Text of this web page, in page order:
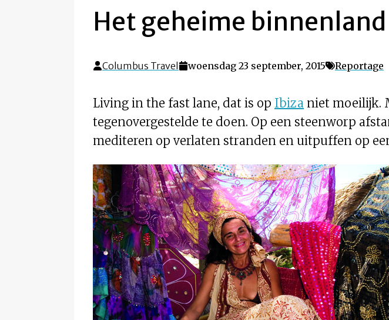
Het geheime binnenland
Columbus Travel woensdag 23 september, 2015 Reportage
Living in the fast lane, dat is op Ibiza niet moeilijk.
tegenovergestelde te doen. Op een steenworp
mediteren op verlaten stranden en uitpuffen op